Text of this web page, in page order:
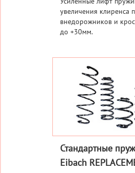
увеличения клиренса
внедорожников и
до +30мм.
Стандартные
Eibach